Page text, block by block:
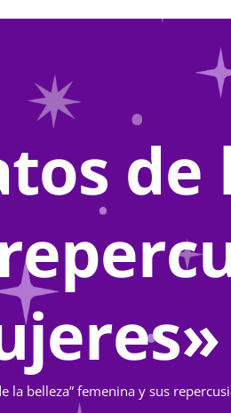
de
la belleza” femenina y sus